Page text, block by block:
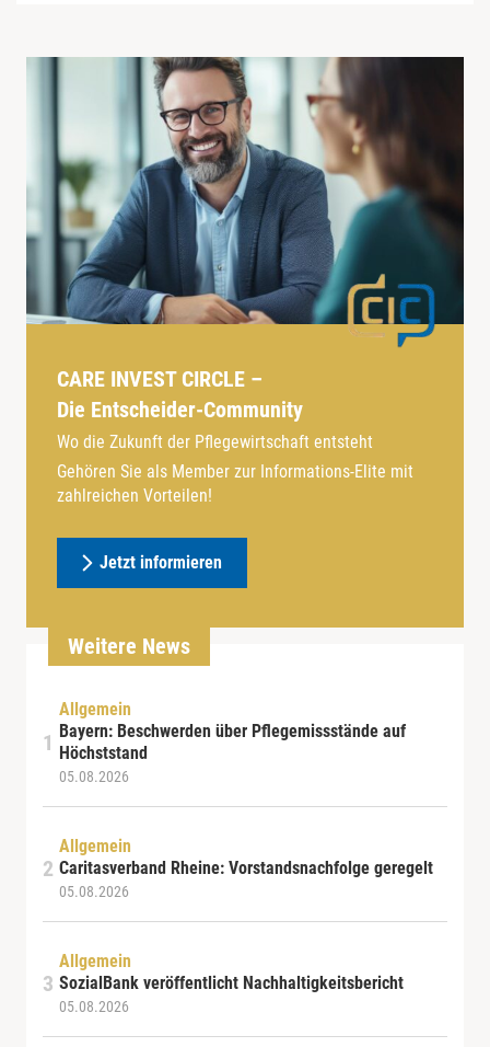
CARE INVEST CIRCLE –
Die Entscheider-Community
Wo die Zukunft der Pflegewirtschaft entsteht
Gehören Sie als Member zur Informations-Elite mit
zahlreichen Vorteilen!
Jetzt informieren
Weitere News
Allgemein
Bayern: Beschwerden über Pflegemissstände auf
Höchststand
05.08.2026
Allgemein
Caritasverband Rheine: Vorstandsnachfolge geregelt
05.08.2026
Allgemein
SozialBank veröffentlicht Nachhaltigkeitsbericht
05.08.2026